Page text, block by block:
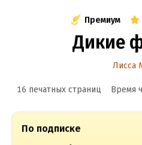
Премиум
Дикие
Лисса
16 печатных страниц Время
По подписке